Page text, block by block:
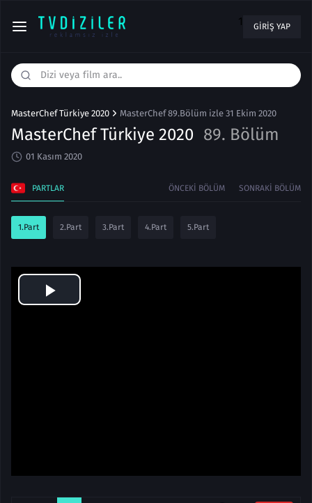
1 GIRIŞ YAP
MasterChef Türkiye 2020 MasterChef 89.Bölüm izle 31 Ekim 2020
MasterChef Türkiye 2020 89. Bölüm
01 Kasım 2020
PARTLAR ÖNCEKI BÖLÜM SONRAKI BÖLÜM
1.Part 2.Part 3.Part 4.Part 5.Part